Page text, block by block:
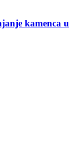
kamenca u